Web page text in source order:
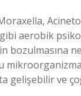
aerobik
bozulmasına
gelişebilir ve